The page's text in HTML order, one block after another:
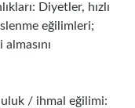
Diyetler, hızlı
eğilimleri;
/ ihmal eğilimi: